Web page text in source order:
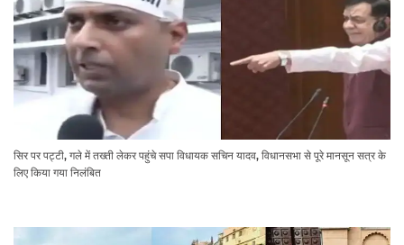
सिर पर पट्टी, गले में तख्ती लेकर पहुंचे सपा विधायक सचिन यादव, विधानसभा से पूरे मानसून सत्र के
लिए किया गया निलंबित